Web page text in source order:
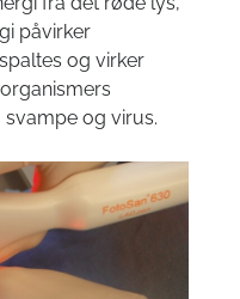
påvirker
og virker
og virus.